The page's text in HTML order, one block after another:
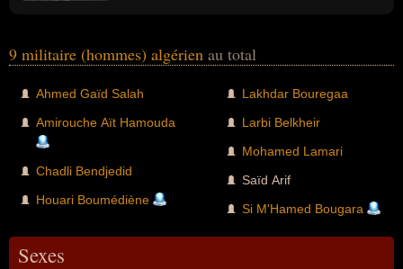
9 militaire (hommes) algérien au total
Ahmed Gaïd Salah
Amirouche Aït Hamouda
Chadli Bendjedid
Houari Boumédiène
Lakhdar Bouregaa
Larbi Belkheir
Mohamed Lamari
Saïd Arif
Si M'Hamed Bougara
Sexes